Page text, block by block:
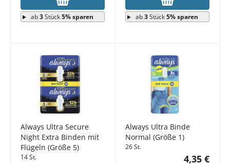
ab3Stück5% sparen ab3Stück5% sparen
Always Ultra Secure
Night Extra Binden mit
Flügeln (Größe 5)
14 St.
Always Ultra Binde
Normal (Größe 1)
26 St.
4,35 €